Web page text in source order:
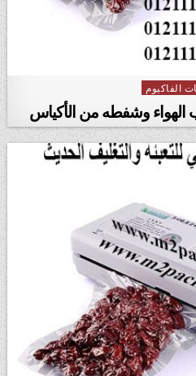
الفاكيوم
وشفطه من الأكياس